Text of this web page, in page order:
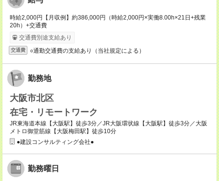
時給2,000円【月収例】約386,000円（時給2,000円×実働8.00h×21日+残業
20h）+交通費
交通費別途支給あり
交通費 ○通勤交通費の支給あり（当社規定による）
勤務地
大阪市北区
在宅・リモートワーク
JR東海道本線【大阪駅】徒歩3分／JR大阪環状線【大阪駅】徒歩3分／大阪
メトロ御堂筋線【大阪梅田駅】徒歩10分
●建設コンサルティング会社●
勤務曜日